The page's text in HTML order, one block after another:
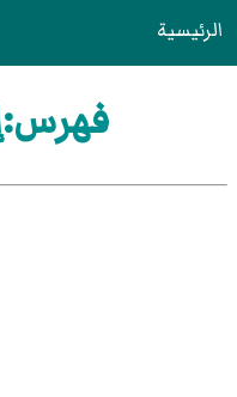
الرئيسية